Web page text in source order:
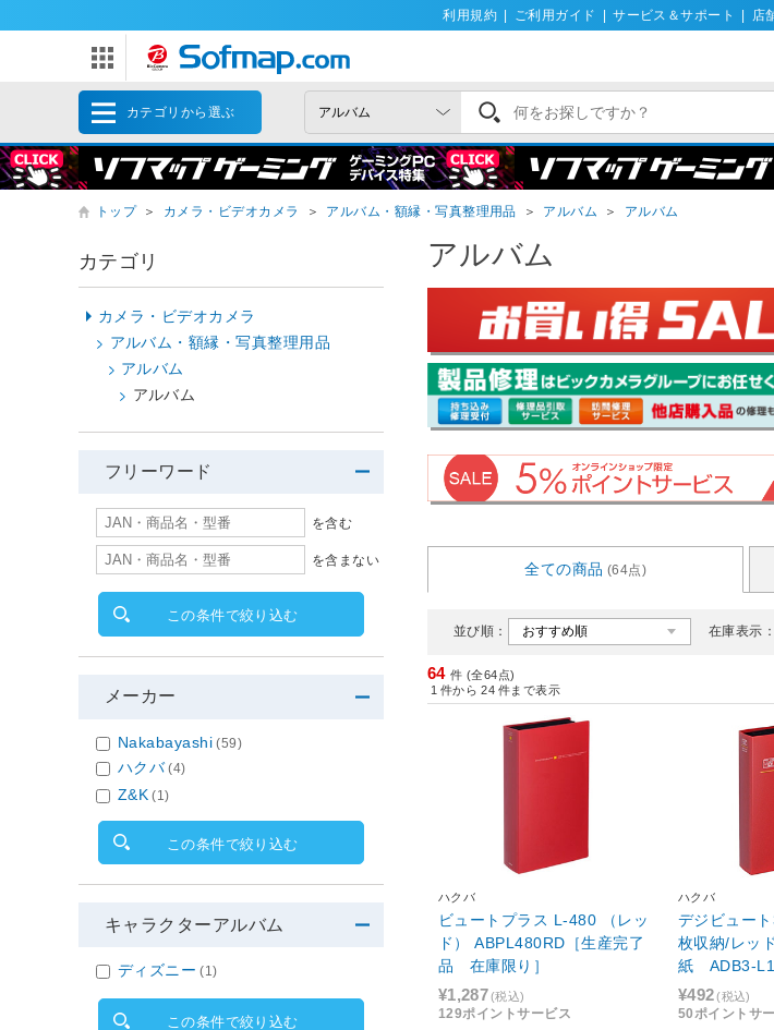
利用規約 ご利用ガイド サービス＆サポート 店
カテゴリから選ぶ
トップ ＞ カメラ・ビデオカメラ ＞ アルバム・額縁・写真整理用品 ＞ アルバム ＞ アルバム
アルバム
全ての商品 (64点)
並び順： 在庫表示：
64 件 (全64点)
1 件から 24 件まで表示
ハクバ
ビュートプラス L-480 （レッ
ド） ABPL480RD［生産完了
品 在庫限り］
¥1,287(税込)
129ポイントサービス
ハクバ
デジビュー
枚収納/レッ
紙 ADB3-
品 在庫限り]
¥492 (税込)
50ポイントサ
カテゴリ
カメラ・ビデオカメラ
アルバム・額縁・写真整理用品
アルバム
アルバム
フリーワード
を含む
を含まない
この条件で絞り込む
メーカー
Nakabayashi (59)
ハクバ (4)
Z&K (1)
この条件で絞り込む
キャラクターアルバム
ディズニー (1)
この条件で絞り込む